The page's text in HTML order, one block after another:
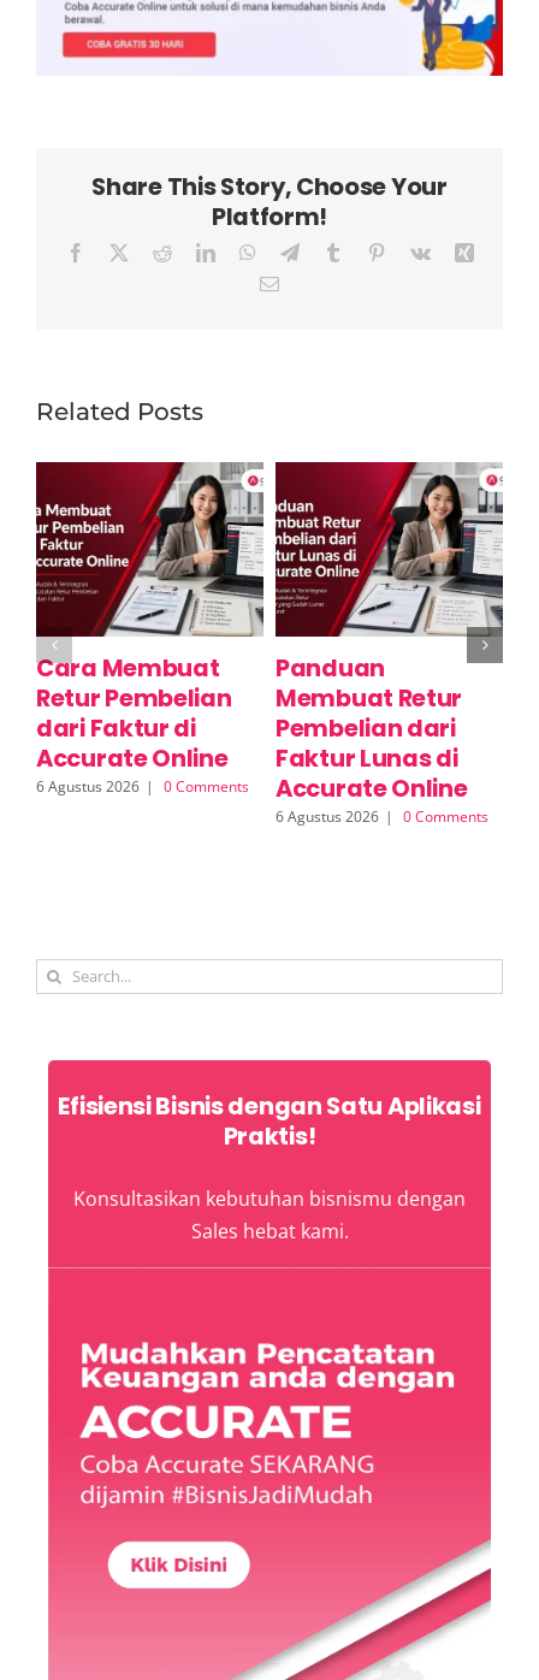
Share This Story, Choose Your
Platform!
Facebook RedditLinkedInWhatsApp
TelegramTumblr Pinterest
Vk
Email
Related Posts
Cara Membuat
Retur Pembelian
dari Faktur di
Accurate Online
6 Agustus 2026 | 0 Comments
Panduan
Membuat Retur
Pembelian dari
Faktur Lunas di
Accurate Online
6 Agustus 2026 | 0 Comments
Search
Efisiensi Bisnis dengan Satu Aplikasi
Praktis!
Konsultasikan kebutuhan bisnismu dengan
Sales hebat kami.